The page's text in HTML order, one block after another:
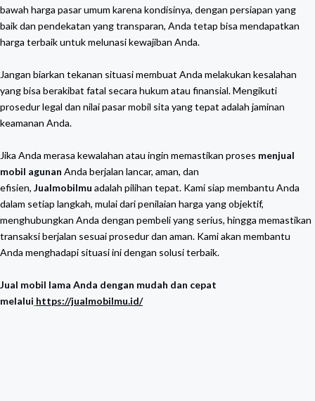
bawah harga pasar umum karena kondisinya, dengan persiapan yang
baik dan pendekatan yang transparan, Anda tetap bisa mendapatkan
harga terbaik untuk melunasi kewajiban Anda.
Jangan biarkan tekanan situasi membuat Anda melakukan kesalahan
yang bisa berakibat fatal secara hukum atau finansial. Mengikuti
prosedur legal dan nilai pasar mobil sita yang tepat adalah jaminan
keamanan Anda.
Jika Anda merasa kewalahan atau ingin memastikan proses menjual
mobil agunan Anda berjalan lancar, aman, dan
efisien, Jualmobilmu adalah pilihan tepat. Kami siap membantu Anda
dalam setiap langkah, mulai dari penilaian harga yang objektif,
menghubungkan Anda dengan pembeli yang serius, hingga memastikan
transaksi berjalan sesuai prosedur dan aman. Kami akan membantu
Anda menghadapi situasi ini dengan solusi terbaik.
Jual mobil lama Anda dengan mudah dan cepat
melalui https://jualmobilmu.id/